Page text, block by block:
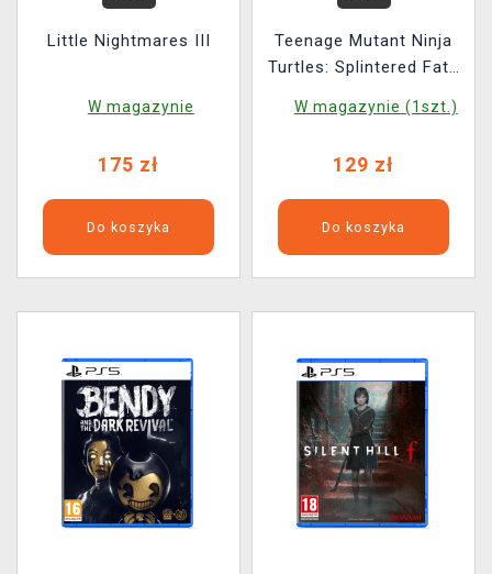
Little Nightmares III
W magazynie
175 zł
Do koszyka
Teenage Mutant Ninja
Turtles: Splintered Fate
W magazynie (1szt.)
129 zł
Do koszyka